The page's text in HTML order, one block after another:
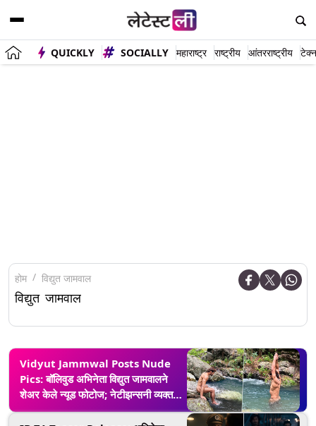
QUICKLY SOCIALLY महाराष्ट्र राष्ट्रीय आंतरराष्ट्रीय
होम विद्युत जामवाल
विद्युत जामवाल
Vidyut Jammwal Posts Nude
Pics: बॉलिवुड अभिनेता विद्युत जामवालने
शेअर केले न्यूड फोटोज; नेटीझन्सनी व्यक्त
केला संताप, म्हणाले, 'उर्फीला मागे टाकलं'